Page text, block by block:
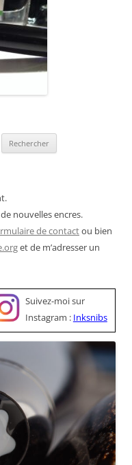
nouvelles encres.
de contactou bien
et de m’adresser un
Suivez-moi sur
Instagram : Inksnibs